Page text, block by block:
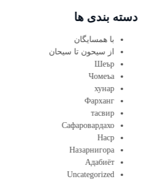
دسته بندی ها
با همسایگان
از سیحون تا سیحان
Шеър
Чомеъа
хунар
Фарханг
тасвир
Сафаровардахо
Наср
Назарнигора
Адабиёт
Uncategorized